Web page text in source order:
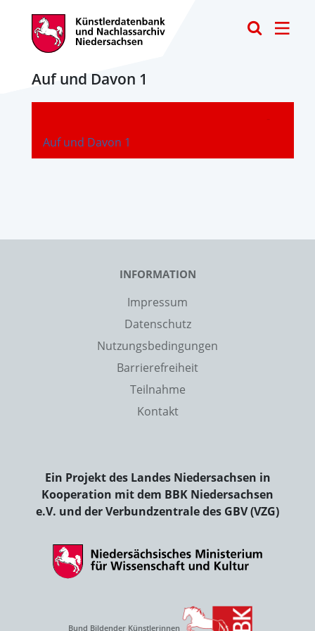
Auf und Davon 1
Auf und Davon 1
-
INFORMATION
Impressum
Datenschutz
Nutzungsbedingungen
Barrierefreiheit
Teilnahme
Kontakt
Ein Projekt des Landes Niedersachsen in
Kooperation mit dem BBK Niedersachsen
e.V. und der Verbundzentrale des GBV (VZG)
Bund Bildender Künstlerinnen